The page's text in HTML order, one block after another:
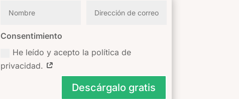
Consentimiento
He leído y acepto la política de
privacidad.
Descárgalo gratis